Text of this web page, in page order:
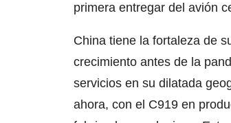
primera entregar del avión
China tiene la fortaleza de
crecimiento antes de la
servicios en su dilatada
ahora, con el C919 en